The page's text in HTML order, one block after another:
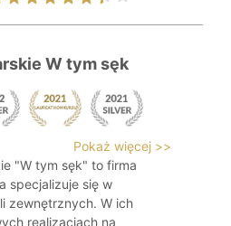
W tym sęk
Pokaż więcej >>
"W tym sęk" to firma
specjalizuje się w
zewnętrznych. W ich
realizacjach na